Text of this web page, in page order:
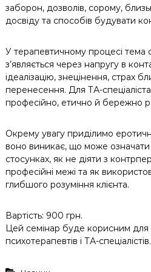
заборон, дозволів, сорому,
досвіду та способів будувати
У терапевтичному процесі тема
з’являється через напругу в
ідеалізацію, знецінення, страх
перенесення. Для ТА-
професійно, етично й бережно
Окрему увагу приділимо
воно виникає, що може означати
стосунках, як не діяти з
професійні межі та як
глибшого розуміння клієнта.
Вартість: 900 грн.
Цей семінар буде корисним для
психотерапевтів і ТА-спеціалістів.